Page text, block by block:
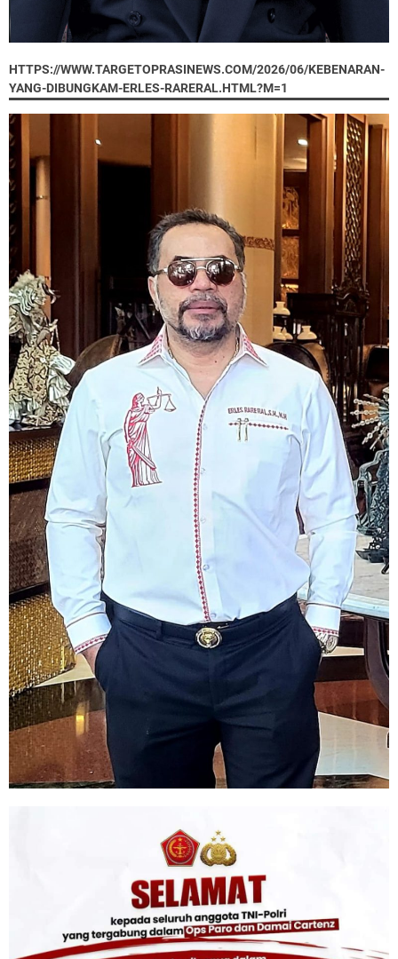
HTTPS://WWW.TARGETOPRASINEWS.COM/2026/06/KEBENARAN-
YANG-DIBUNGKAM-ERLES-RARERAL.HTML?M=1